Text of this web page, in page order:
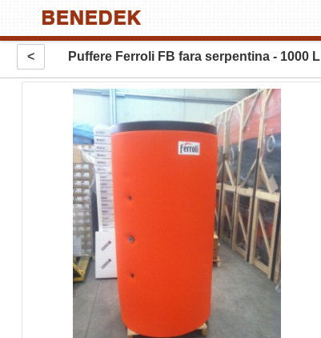
< Puffere Ferroli FB fara serpentina - 1000 L